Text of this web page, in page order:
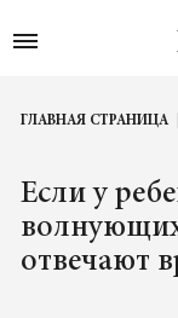
ГЛАВНАЯ СТРАНИЦА
Если у
отвечают